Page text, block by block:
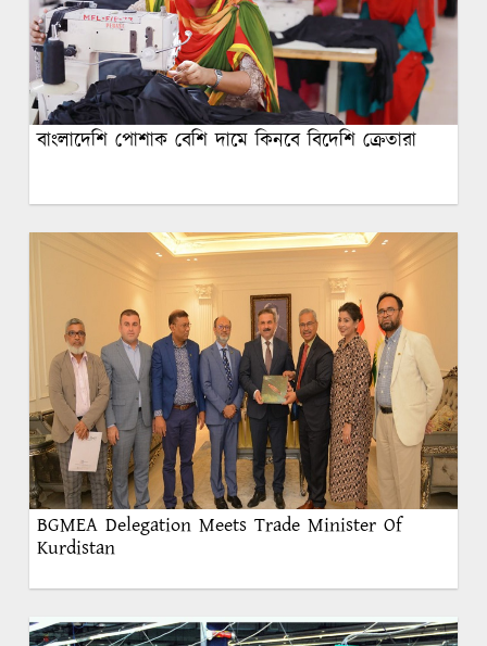
বাংলাদেশি পোশাক বেশি দামে কিনবে বিদেশি ক্রেতারা
BGMEA Delegation Meets Trade Minister Of
Kurdistan